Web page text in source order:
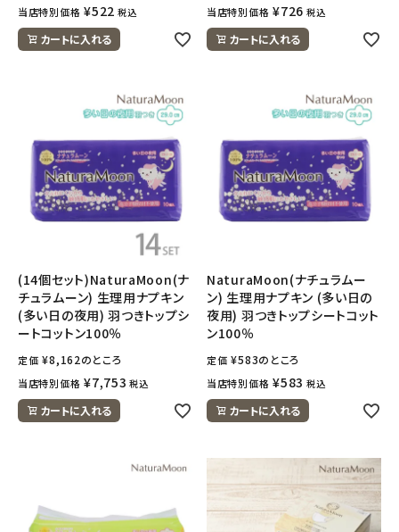
当店特別価格 ¥522 税込
カートに入れる
当店特別価格 ¥726 税込
カートに入れる
(14個セット)NaturaMoon(ナ
チュラムーン) 生理用ナプキン
(多い日の夜用) 羽つきトップシ
ートコットン100％
定価 ¥8,162のところ
当店特別価格 ¥7,753 税込
カートに入れる
NaturaMoon(ナチュラムー
ン) 生理用ナプキン (多い日の
夜用) 羽つきトップシートコット
ン100％
定価 ¥583のところ
当店特別価格 ¥583 税込
カートに入れる